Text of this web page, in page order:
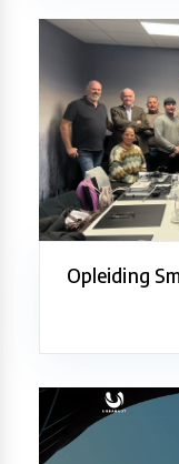
Opleiding